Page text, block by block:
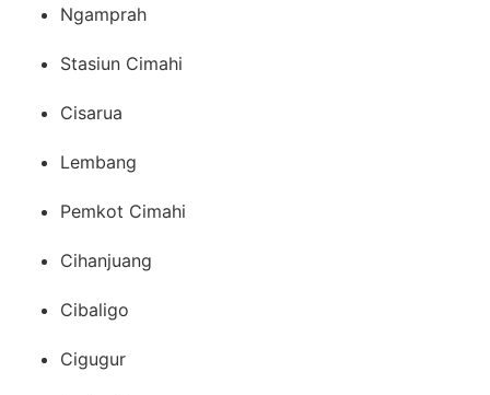
Ngamprah
Stasiun Cimahi
Cisarua
Lembang
Pemkot Cimahi
Cihanjuang
Cibaligo
Cigugur